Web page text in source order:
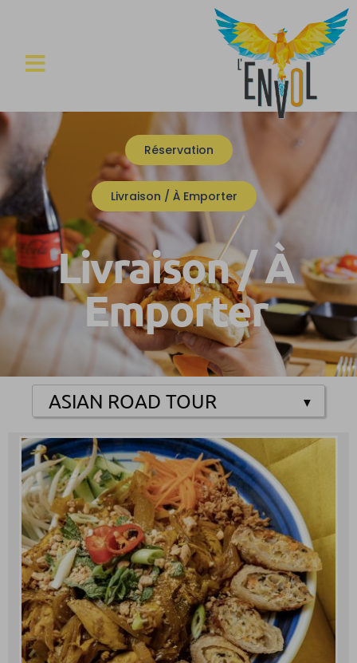
Réservation
Livraison / À Emporter
Livraison / À
Emporter